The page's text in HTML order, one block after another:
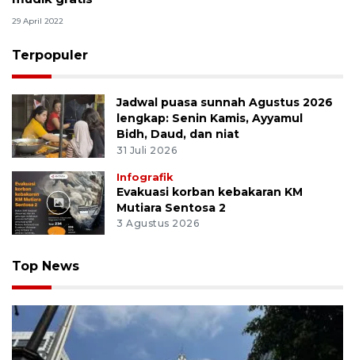
29 April 2022
Terpopuler
Jadwal puasa sunnah Agustus 2026
lengkap: Senin Kamis, Ayyamul
Bidh, Daud, dan niat
31 Juli 2026
Infografik
Evakuasi korban kebakaran KM
Mutiara Sentosa 2
3 Agustus 2026
Top News